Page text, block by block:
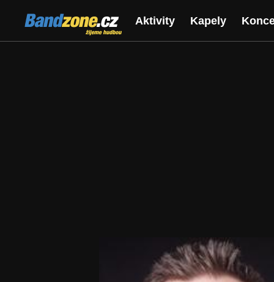
Bandzone.cz
žijeme hudbou
Aktivity Kapely